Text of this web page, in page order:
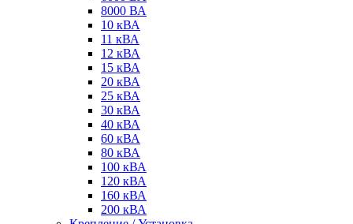
8000 ВА
10 кВА
11 кВА
12 кВА
15 кВА
20 кВА
25 кВА
30 кВА
40 кВА
60 кВА
80 кВА
100 кВА
120 кВА
160 кВА
200 кВА